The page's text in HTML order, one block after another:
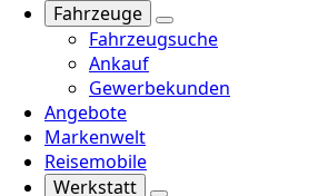
Fahrzeuge
Fahrzeugsuche
Ankauf
Gewerbekunden
Angebote
Markenwelt
Reisemobile
Werkstatt